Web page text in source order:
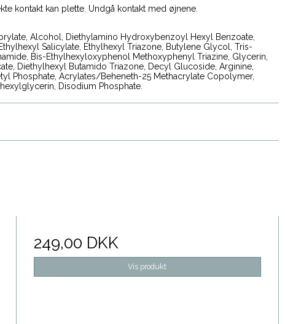
kontakt kan plette. Undgå kontakt med øjnene.
Alcohol, Diethylamino Hydroxybenzoyl Hexyl Benzoate,
Salicylate, Ethylhexyl Triazone, Butylene Glycol, Tris-
Bis-Ethylhexyloxyphenol Methoxyphenyl Triazine, Glycerin,
Diethylhexyl Butamido Triazone, Decyl Glucoside, Arginine,
Phosphate, Acrylates/Beheneth-25 Methacrylate Copolymer,
Disodium Phosphate.
249,00 DKK
Vis produkt